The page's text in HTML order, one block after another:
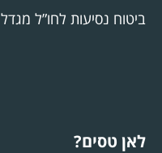
ביטוח נסיעות לחו”ל מגדל
לאן טסים?